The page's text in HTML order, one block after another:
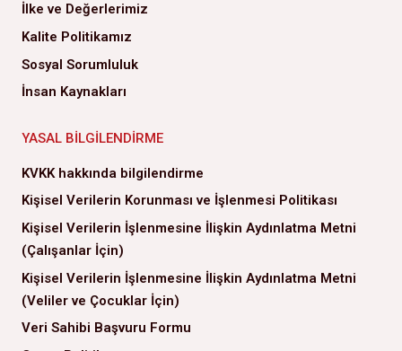
İlke ve Değerlerimiz
Kalite Politikamız
Sosyal Sorumluluk
İnsan Kaynakları
YASAL BILGILENDIRME
KVKK hakkında bilgilendirme
Kişisel Verilerin Korunması ve İşlenmesi Politikası
Kişisel Verilerin İşlenmesine İlişkin Aydınlatma Metni
(Çalışanlar İçin)
Kişisel Verilerin İşlenmesine İlişkin Aydınlatma Metni
(Veliler ve Çocuklar İçin)
Veri Sahibi Başvuru Formu